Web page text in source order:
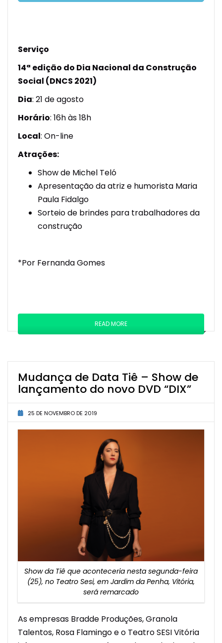
Serviço
14ª edição do Dia Nacional da Construção
Social (DNCS 2021)
Dia: 21 de agosto
Horário: 16h às 18h
Local: On-line
Atrações:
Show de Michel Teló
Apresentação da atriz e humorista Maria
Paula Fidalgo
Sorteio de brindes para trabalhadores da
construção
*Por Fernanda Gomes
READ MORE
Mudança de Data Tiê – Show de
lançamento do novo DVD “DIX”
25 DE NOVEMBRO DE 2019
Show da Tiê que aconteceria nesta segunda-feira
(25), no Teatro Sesi, em Jardim da Penha, Vitória,
será remarcado
As empresas Bradde Produções, Granola
Talentos, Rosa Flamingo e o Teatro SESI Vitória